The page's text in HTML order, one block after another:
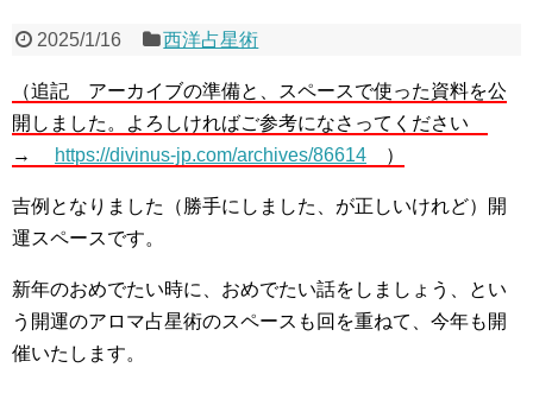
2025/1/16 西洋占星術
（追記 アーカイブの準備と、スペースで使った資料を公
開しました。よろしければご参考になさってください
→
https://divinus-jp.com/archives/86614 ）
吉例となりました（勝手にしました、が正しいけれど）開
運スペースです。
新年のおめでたい時に、おめでたい話をしましょう、とい
う開運のアロマ占星術のスペースも回を重ねて、今年も開
催いたします。